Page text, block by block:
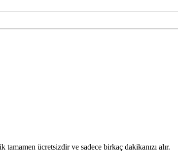
ücretsizdir ve sadece birkaç dakikanızı alır.